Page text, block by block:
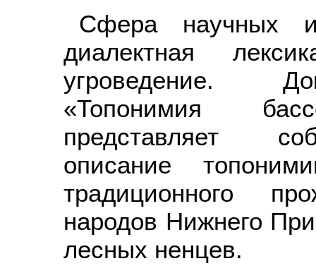
Сфера научных
диалектная
угроведение.
«Топонимия
представляет
описание
традиционного
народов Нижнего
лесных ненцев.